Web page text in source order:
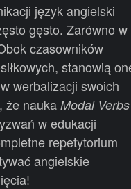
język angielski
gęsto. Zarówno w
czasowników
stanowią
werbalizacji swoich
że nauka Modal Verbs
w edukacji
repetytorium
angielskie